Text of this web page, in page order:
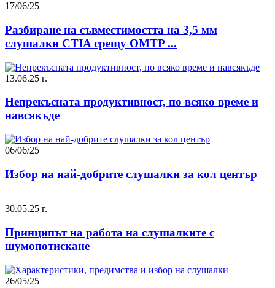
17/06/25
Разбиране на съвместимостта на 3,5 мм
слушалки CTIA срещу OMTP ...
13.06.25 г.
Непрекъсната продуктивност, по всяко време и
навсякъде
06/06/25
Избор на най-добрите слушалки за кол център
30.05.25 г.
Принципът на работа на слушалките с
шумопотискане
26/05/25